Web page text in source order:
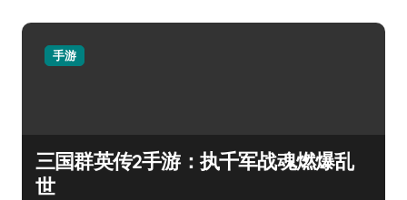
手游
三国群英传2手游：执千军战魂燃爆乱
世